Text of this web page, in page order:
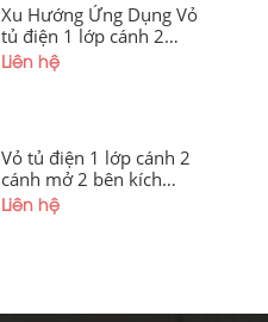
Xu Hướng Ứng Dụng Vỏ
tủ điện 1 lớp cánh 2
Cánh Mở 2 Bên
1800x1200x350x1.5mm
Liên hệ
Vỏ tủ điện 1 lớp cánh 2
cánh mở 2 bên kích
thước
1600x1200x350x1,5mm
xưởng Hà Nội và Điện
Liên hệ